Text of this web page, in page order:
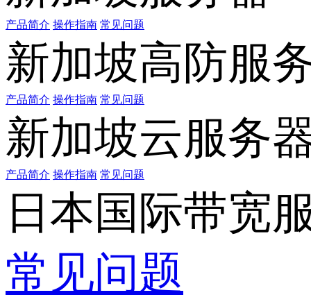
产品简介 操作指南 常见问题
新加坡高防服
产品简介 操作指南 常见问题
新加坡云服务
产品简介 操作指南 常见问题
日本国际带宽
常见问题